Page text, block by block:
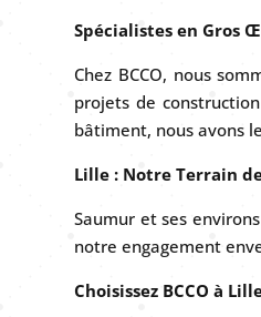
Spécialistes en Gros
Chez BCCO, nous
projets de
bâtiment, nous avons
Lille : Notre Terrain
Saumur et ses
notre engagement
Choisissez BCCO à